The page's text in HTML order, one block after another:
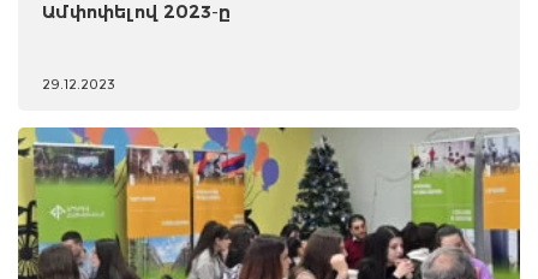
Ամփոփելով 2023-ը
29.12.2023